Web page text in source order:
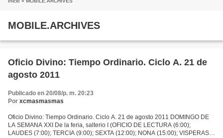
MOBILE.ARCHIVES
Oficio Divino: Tiempo Ordinario. Ciclo A. 21 de
agosto 2011
Publicado en 20/08/p. m. 20:23
Por xcmasmasmas
Oficio Divino: Tiempo Ordinario. Ciclo A. 21 de agosto 2011 DOMINGO DE
LA SEMANA XXI De la feria, salterio I (OFICIO DE LECTURA (6:00);
LAUDES (7:00); TERCIA (9:00); SEXTA (12:00); NONA (15:00); VISPERAS